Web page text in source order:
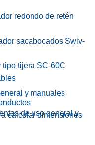
redondo de retén
sacabocados Swiv-
tipo tijera SC-60C
calcular dimensiones
y manuales
de uso general y